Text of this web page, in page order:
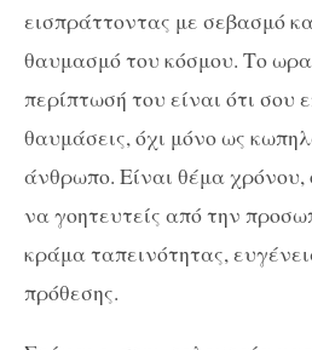
εισπράττοντας με σεβασμό
θαυμασμό του κόσμου. Το
περίπτωσή του είναι ότι σου
θαυμάσεις, όχι μόνο ως
άνθρωπο. Είναι θέμα χρόνου,
να γοητευτείς από την
κράμα ταπεινότητας,
πρόθεσης.